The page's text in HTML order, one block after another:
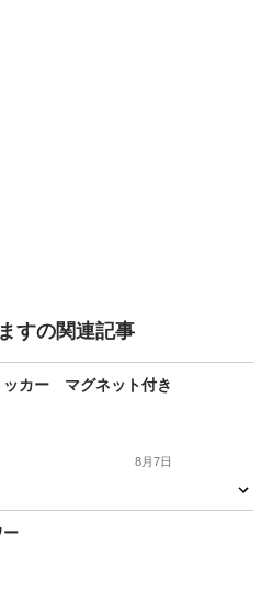
すの関連記事
ッカー マグネット付き
8月7日
ー